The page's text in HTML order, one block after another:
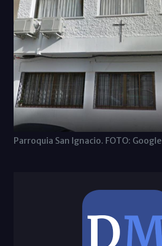
Parroquia San Ignacio. FOTO: Google